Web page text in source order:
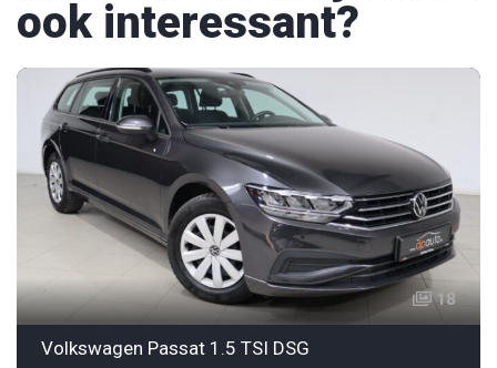
ook interessant?
18
Volkswagen Passat 1.5 TSI DSG